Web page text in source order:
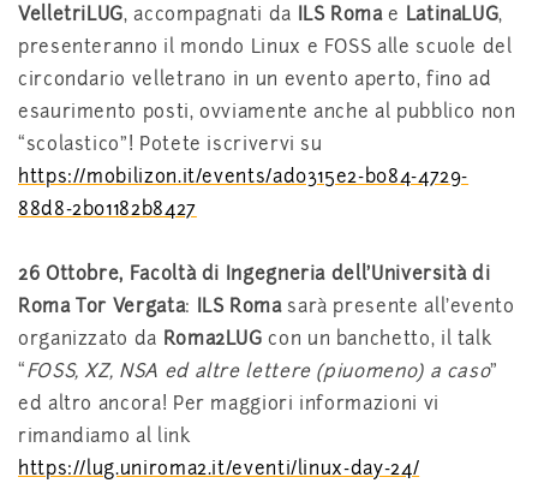
VelletriLUG, accompagnati da ILS Romae LatinaLUG,
presenteranno il mondo Linux e FOSS alle scuole del
circondario velletrano in un evento aperto, fino ad
esaurimento posti, ovviamente anche al pubblico non
“scolastico”! Potete iscrivervi su
https://mobilizon.it/events/ad0315e2-b084-4729-
88d8-2b01182b8427
26 Ottobre, Facoltà di Ingegneria dell’Università di
Roma Tor Vergata: ILS Romasarà presente all’evento
organizzato da Roma2LUG con un banchetto, il talk
“FOSS, XZ, NSA ed altre lettere (piuomeno) a caso”
ed altro ancora! Per maggiori informazioni vi
rimandiamo al link
https://lug.uniroma2.it/eventi/linux-day-24/